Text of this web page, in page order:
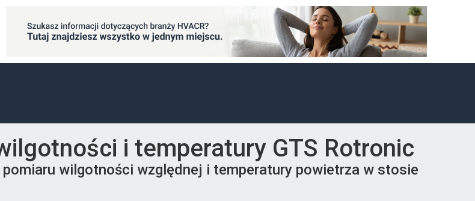
i temperatury GTS Rotronic
wilgotności względnej i temperatury powietrza w stosie